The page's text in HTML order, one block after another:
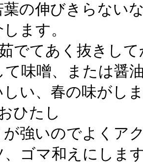
の伸びきらない
ます。
でてあく抜きして
て味噌、または醤
、春の味がしま
ひたし
いのでよくアク
、ゴマ和えにしま